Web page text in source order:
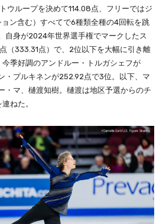
ウループを決めて114.08点、フリーではジ
ン含む）すべてで6種類全種の4回転を跳
自身が2024年世界選手権でマークしたス
（333.31点）で、2位以下を大幅に引き離
季好調のアンドルー・トルガシェフが
・プルキネンが252.92点で3位。以下、マ
・マ、樋渡知樹。樋渡は地区予選からのチ
ねた。